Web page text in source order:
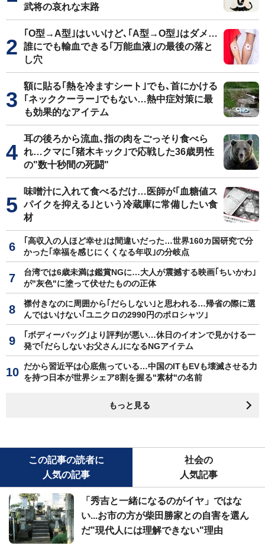
武将の哀れな末路
｢O型→A型｣はいいけど､｢A型→O型｣はダメ…
誰にでも輸血できる｢万能血液｣の最後の落と
し穴
額に貼る｢熱を冷ますシート｣でも､首にかける
｢ネッククーラー｣でもない…熱中症対策に最
も効果的なアイテム
耳の後ろから流血､指の肉をごっそり食べら
れ…クマに｢猪木キック｣で応戦した36歳男性
の"数十秒間の死闘"
味噌汁に入れて食べるだけ…医師が｢血糖値ス
パイクを抑える｣という冷蔵庫に常備したい食
材
｢高収入の人ほど幸せ｣は間違いだった…世界160カ国研究で分
かった｢幸福を感じにくくなる年収｣の分岐点
台湾では6歳未満は鑑賞NGに…大人が震撼する映画｢ちいかわ｣
が"灰色"に塗って伏せたものの正体
襟付きなのに周囲から｢だらしない｣と思われる…帰省の際に選
んではいけない｢ユニクロの2990円のポロシャツ｣
｢ボディーバッグ｣より評判が悪い…休日のイオンで見かける一
発で｢だらしないお父さん｣になるNGアイテム
だから習近平は心底焦っている…中国のITもEVも壊滅させる力
を持つ日本が世界シェア8割を握る"素材"の名前
もっと見る
この記事の読者に
人気の記事
社会の
人気記事
「秀吉と一緒になるのがイヤ」ではな
い...お市の方が柴田勝家との自害を選ん
だ"現代人には理解できない"理由